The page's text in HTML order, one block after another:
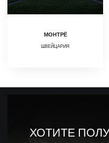
МОНТРЁ
ШВЕЙЦАРИЯ
ХОТИТЕ